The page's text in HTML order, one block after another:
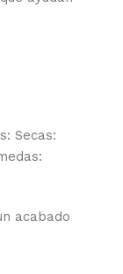
Secas:
acabado